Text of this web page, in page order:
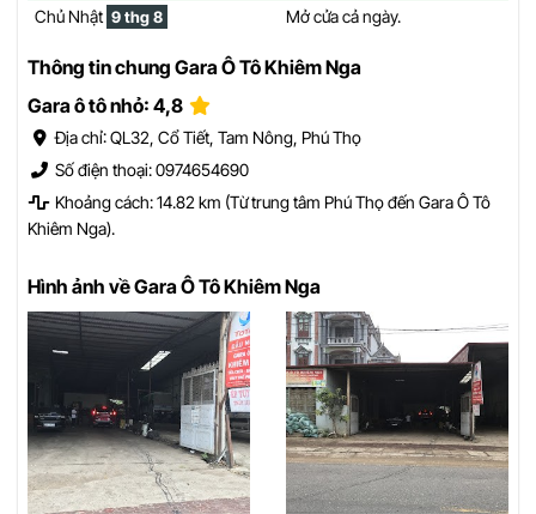
Chủ Nhật 9 thg 8 Mở cửa cả ngày.
Thông tin chung Gara Ô Tô Khiêm Nga
Gara ô tô nhỏ: 4,8
Địa chỉ: QL32, Cổ Tiết, Tam Nông, Phú Thọ
Số điện thoại: 0974654690
Khoảng cách: 14.82 km (Từ trung tâm Phú Thọ đến Gara Ô Tô
Khiêm Nga).
Hình ảnh về Gara Ô Tô Khiêm Nga